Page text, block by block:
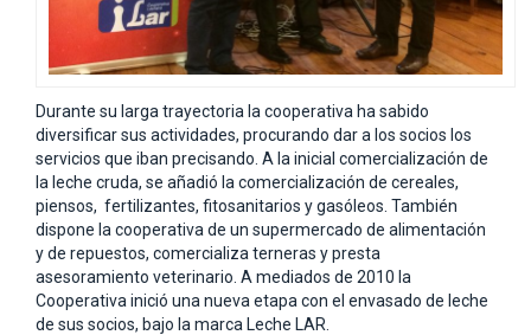
Durante su larga trayectoria la cooperativa ha sabido
diversificar sus actividades, procurando dar a los socios los
servicios que iban precisando. A la inicial comercialización de
la leche cruda, se añadió la comercialización de cereales,
piensos, fertilizantes, fitosanitarios y gasóleos. También
dispone la cooperativa de un supermercado de alimentación
y de repuestos, comercializa terneras y presta
asesoramiento veterinario. A mediados de 2010 la
Cooperativa inició una nueva etapa con el envasado de leche
de sus socios, bajo la marca Leche LAR.